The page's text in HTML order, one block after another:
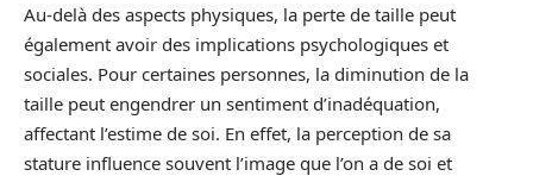
Au-delà des aspects physiques, la perte de taille peut
également avoir des implications psychologiques et
sociales. Pour certaines personnes, la diminution de la
taille peut engendrer un sentiment d’inadéquation,
affectant l’estime de soi. En effet, la perception de sa
stature influence souvent l’image que l’on a de soi et